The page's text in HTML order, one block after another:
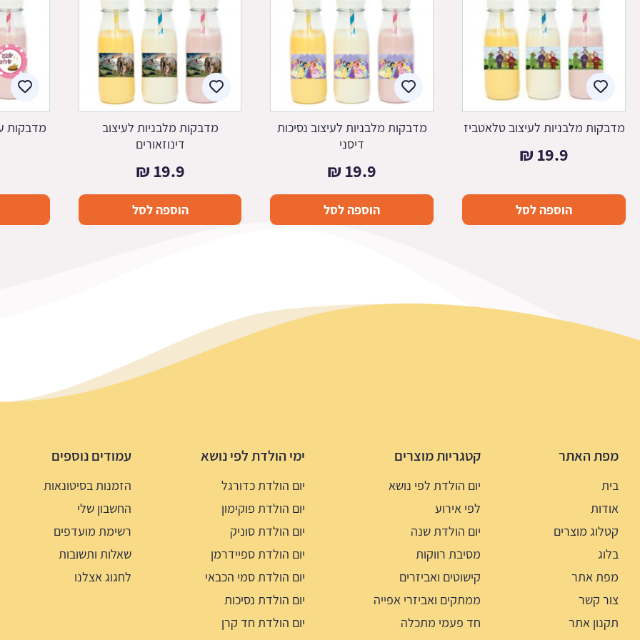
מדבקות מלבניות לעיצוב טלאטביז
19.9
₪
הוספה לסל
מדבקות מלבניות לעיצוב נסיכות
דיסני
19.9
₪
הוספה לסל
מדבקות מלבניות לעיצוב
דינוזאורים
19.9
₪
הוספה לסל
מדבקות
מפת האתר
בית
אודות
קטלוג מוצרים
בלוג
מפת אתר
צור קשר
תקנון אתר
קטגריות מוצרים
יום הולדת לפי נושא
לפי אירוע
יום הולדת שנה
מסיבת רווקות
קישוטים ואביזרים
ממתקים ואביזרי אפייה
חד פעמי מתכלה
ימי הולדת לפי נושא
יום הולדת כדורגל
יום הולדת פוקימון
יום הולדת סוניק
יום הולדת ספיידרמן
יום הולדת סמי הכבאי
יום הולדת נסיכות
יום הולדת חד קרן
עמודים נוספים
הזמנות בסיטונאות
החשבון שלי
רשימת מועדפים
שאלות ותשובות
לחגוג אצלנו